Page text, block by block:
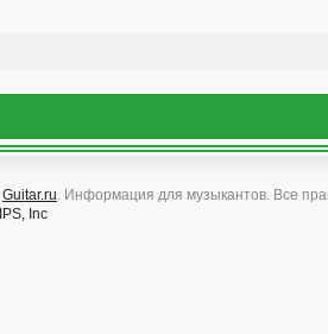
Guitar.ru. Информация для музыкантов. Все
IPS, Inc